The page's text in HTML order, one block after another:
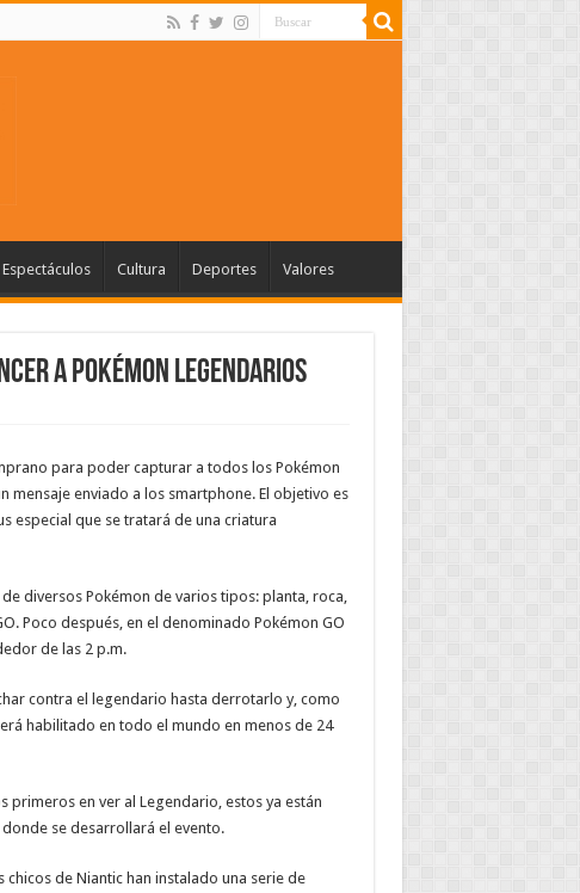
Espectáculos Cultura Deportes Valores
a Pokémon Legendarios
para poder capturar a todos los Pokémon
mensaje enviado a los smartphone. El objetivo es
especial que se tratará de una criatura
diversos Pokémon de varios tipos: planta, roca,
Poco después, en el denominado Pokémon GO
de las 2 p.m.
contra el legendario hasta derrotarlo y, como
habilitado en todo el mundo en menos de 24
primeros en ver al Legendario, estos ya están
se desarrollará el evento.
de Niantic han instalado una serie de